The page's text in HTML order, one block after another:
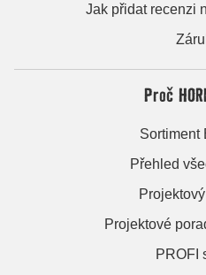
Jak přidat recenzi
Proč
Sortiment
Přehled
Projektové
PROFI